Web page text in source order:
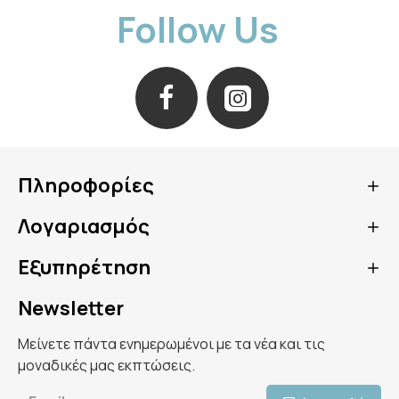
και αφυδατωμένη επιδερμίδα.Δέρμα που του
λείπει η λάμψη και η φρεσκάδα.Τραχιά και
ανομοιόμορφη υφή δέρματος.Καθημερινή ή
ειδική ρουτίνα περιποίησης.Τρόπος
χρήσης:Μετά τον καθαρισμό και την τονωτική
λοσιόν (toner), εφαρμόστε τη μάσκα
αφαιρέστε την και ταμπονάρετε απαλά την
απορροφηθεί πλήρως.
Follow Us
Πληροφορίες
Λογαριασμός
Εξυπηρέτηση
Newsletter
Μείνετε πάντα ενημερωμένοι με τα νέα και τις
μοναδικές μας εκπτώσεις.